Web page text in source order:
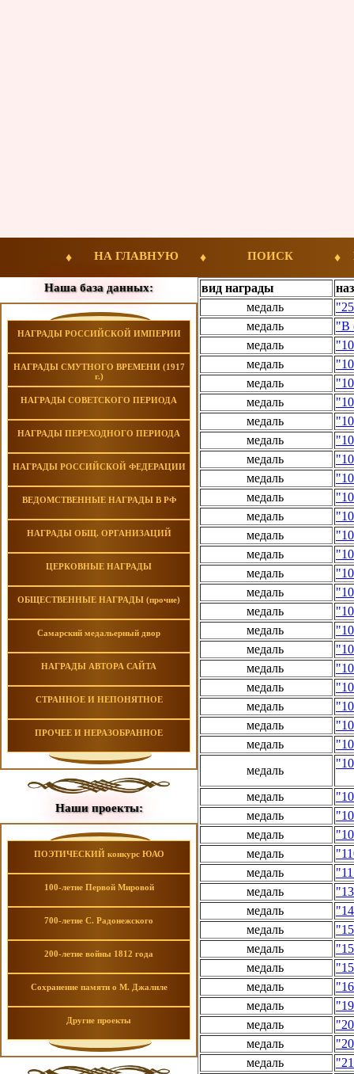
НА ГЛАВНУЮ ПОИСК
Наша база данных:
НАГРАДЫ РОССИЙСКОЙ ИМПЕРИИ
НАГРАДЫ СМУТНОГО ВРЕМЕНИ (1917
г.)
НАГРАДЫ СОВЕТСКОГО ПЕРИОДА
НАГРАДЫ ПЕРЕХОДНОГО ПЕРИОДА
НАГРАДЫ РОССИЙСКОЙ ФЕДЕРАЦИИ
ВЕДОМСТВЕННЫЕ НАГРАДЫ В РФ
НАГРАДЫ ОБЩ. ОРГАНИЗАЦИЙ
ЦЕРКОВНЫЕ НАГРАДЫ
ОБЩЕСТВЕННЫЕ НАГРАДЫ (прочие)
Самарский медальерный двор
НАГРАДЫ АВТОРА САЙТА
СТРАННОЕ И НЕПОНЯТНОЕ
ПРОЧЕЕ И НЕРАЗОБРАННОЕ
Наши проекты:
ПОЭТИЧЕСКИЙ конкурс ЮАО
100-летие Первой Мировой
700-летие С. Радонежского
200-летие войны 1812 года
Сохранение памяти о М. Джалиле
Другие проекты
вид награды
медаль
медаль
"В
медаль
медаль
медаль
медаль
медаль
медаль
медаль
медаль
медаль
медаль
медаль
медаль
медаль
медаль
медаль
медаль
медаль
медаль
медаль
медаль
медаль
медаль
медаль
медаль
медаль
медаль
медаль
медаль
медаль
медаль
медаль
медаль
медаль
медаль
медаль
медаль
медаль
медаль